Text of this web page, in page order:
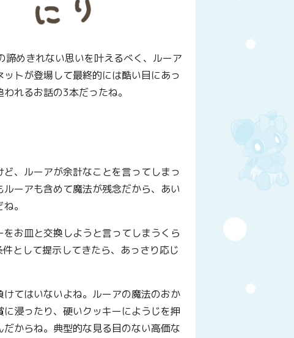
めきれない思いを叶えるべく、ルーア
トが登場して最終的には酷い目にあっ
れるお話の3本だったね。
、ルーアが余計なことを言ってしまっ
ーアも含めて魔法が残念だから、あい
。
お皿と交換しようと言ってしまうくら
として提示してきたら、あっさり応じ
てはいないよね。ルーアの魔法のおか
浸ったり、硬いクッキーにようじを押
からね。典型的な見る目のない高価な